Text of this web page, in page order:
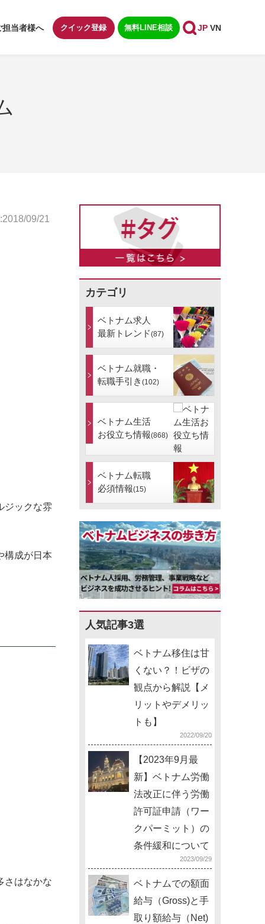
担当者様へ クイック登録 無料LINE相談 JP VN
09/21
ジックな雰
構成が日本
さはなかな
カテゴリ
ベトナム求人
最新トレンド(87)
ベトナム就職・
転職手引き (102)
ベトナム生活
お役立ち情報(868)
ベトナム転職
必須情報(15)
人気記事3選
ベトナム移住は甘
くない？！ビザの
観点から解説【メ
リットやデメリッ
トも】
2022/09/20
【2023年9月最
新】ベトナム労働
法改正に伴う労働
許可証申請（ワー
クパーミット）の
条件緩和について
2023/09/29
ベトナムでの額面
給与（Gross)と手
取り額給与（Net)